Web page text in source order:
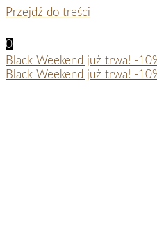
Przejdź do treści
0
Black Weekend już trwa! -
Black Weekend już trwa! -